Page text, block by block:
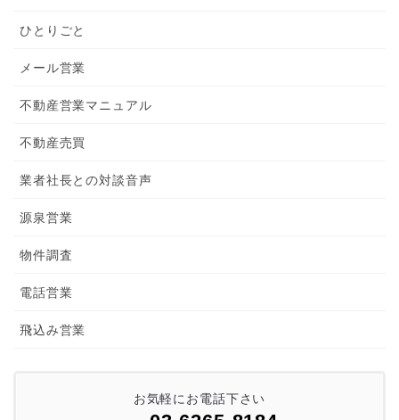
ひとりごと
メール営業
不動産営業マニュアル
不動産売買
業者社長との対談音声
源泉営業
物件調査
電話営業
飛込み営業
お気軽にお電話下さい